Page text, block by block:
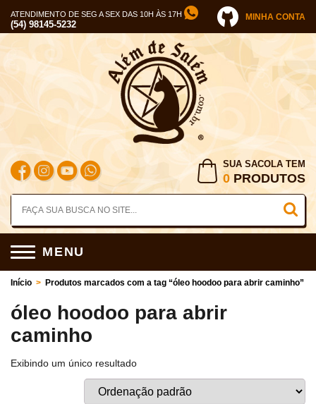
ATENDIMENTO DE SEG A SEX DAS 10H ÀS 17H
(54) 98145-5232
MINHA CONTA
SUA SACOLA TEM
0 PRODUTOS
MENU
Início > Produtos marcados com a tag “óleo hoodoo para abrir caminho”
óleo hoodoo para abrir
caminho
Exibindo um único resultado